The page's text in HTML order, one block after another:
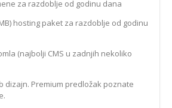
za razdoblje od godinu dana
hosting paket za razdoblje od godinu
(najbolji CMS u zadnjih nekoliko
dizajn. Premium predložak poznate